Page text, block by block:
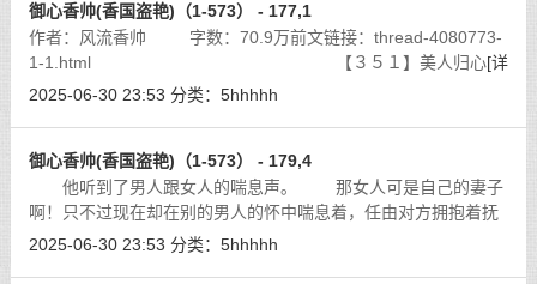
御心香帅(香国盗艳)（1-573） - 177,1
作者：风流香帅 字数：70.9万前文链接：thread-4080773-
1-1.html 【３５１】美人归心[详
细]
2025-06-30 23:53 分类： 5hhhhh
御心香帅(香国盗艳)（1-573） - 179,4
他听到了男人跟女人的喘息声。 那女人可是自己的妻子
啊！只不过现在却在别的男人的怀中喘息着，任由对方拥抱着抚
摸着她的身体？！[详细]
2025-06-30 23:53 分类： 5hhhhh